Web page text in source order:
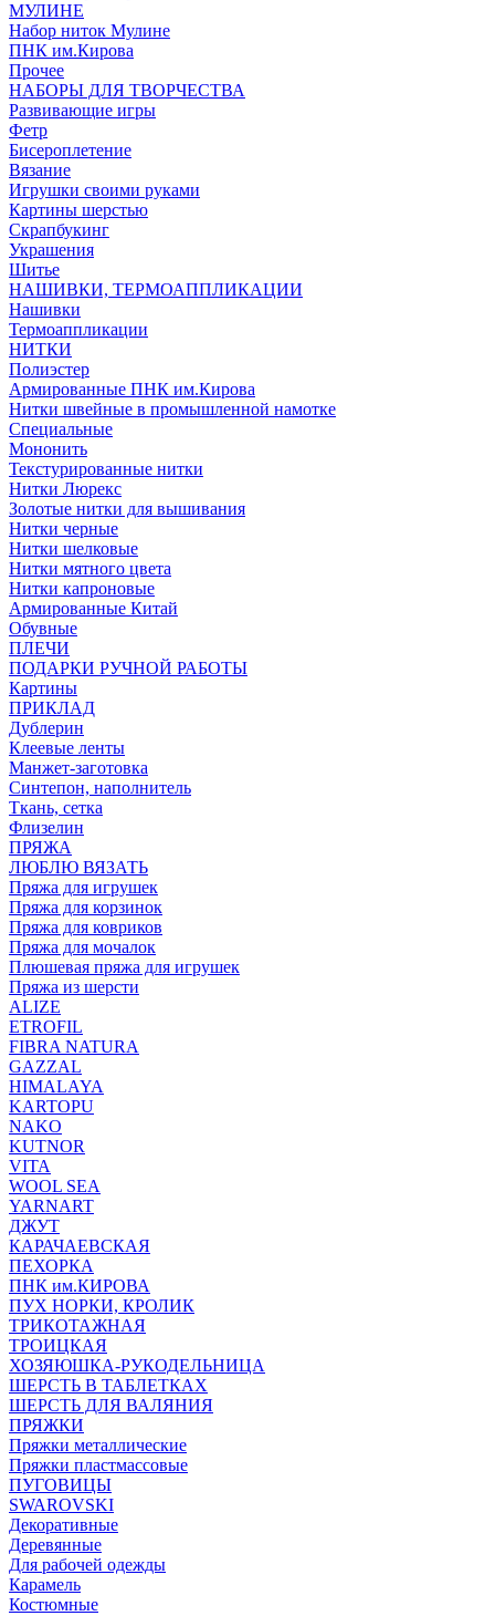
МУЛИНЕ
Набор ниток Мулине
ПНК им.Кирова
Прочее
НАБОРЫ ДЛЯ ТВОРЧЕСТВА
Развивающие игры
Фетр
Бисероплетение
Вязание
Игрушки своими руками
Картины шерстью
Скрапбукинг
Украшения
Шитье
НАШИВКИ, ТЕРМОАППЛИКАЦИИ
Нашивки
Термоаппликации
НИТКИ
Полиэстер
Армированные ПНК им.Кирова
Нитки швейные в промышленной намотке
Специальные
Мононить
Текстурированные нитки
Нитки Люрекс
Золотые нитки для вышивания
Нитки черные
Нитки шелковые
Нитки мятного цвета
Нитки капроновые
Армированные Китай
Обувные
ПЛЕЧИ
ПОДАРКИ РУЧНОЙ РАБОТЫ
Картины
ПРИКЛАД
Дублерин
Клеевые ленты
Манжет-заготовка
Синтепон, наполнитель
Ткань, сетка
Флизелин
ПРЯЖА
ЛЮБЛЮ ВЯЗАТЬ
Пряжа для игрушек
Пряжа для корзинок
Пряжа для ковриков
Пряжа для мочалок
Плюшевая пряжа для игрушек
Пряжа из шерсти
ALIZE
ETROFIL
FIBRA NATURA
GAZZAL
HIMALAYA
KARTOPU
NAKO
KUTNOR
VITA
WOOL SEA
YARNART
ДЖУТ
КАРАЧАЕВСКАЯ
ПЕХОРКА
ПНК им.КИРОВА
ПУХ НОРКИ, КРОЛИК
ТРИКОТАЖНАЯ
ТРОИЦКАЯ
ХОЗЯЮШКА-РУКОДЕЛЬНИЦА
ШЕРСТЬ В ТАБЛЕТКАХ
ШЕРСТЬ ДЛЯ ВАЛЯНИЯ
ПРЯЖКИ
Пряжки металлические
Пряжки пластмассовые
ПУГОВИЦЫ
SWAROVSKI
Декоративные
Деревянные
Для рабочей одежды
Карамель
Костюмные